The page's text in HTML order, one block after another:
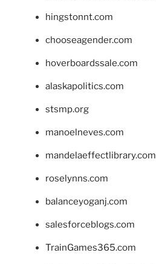
hingstonnt.com
chooseagender.com
hoverboardssale.com
alaskapolitics.com
stsmp.org
manoelneves.com
mandelaeffectlibrary.com
roselynns.com
balanceyoganj.com
salesforceblogs.com
TrainGames365.com